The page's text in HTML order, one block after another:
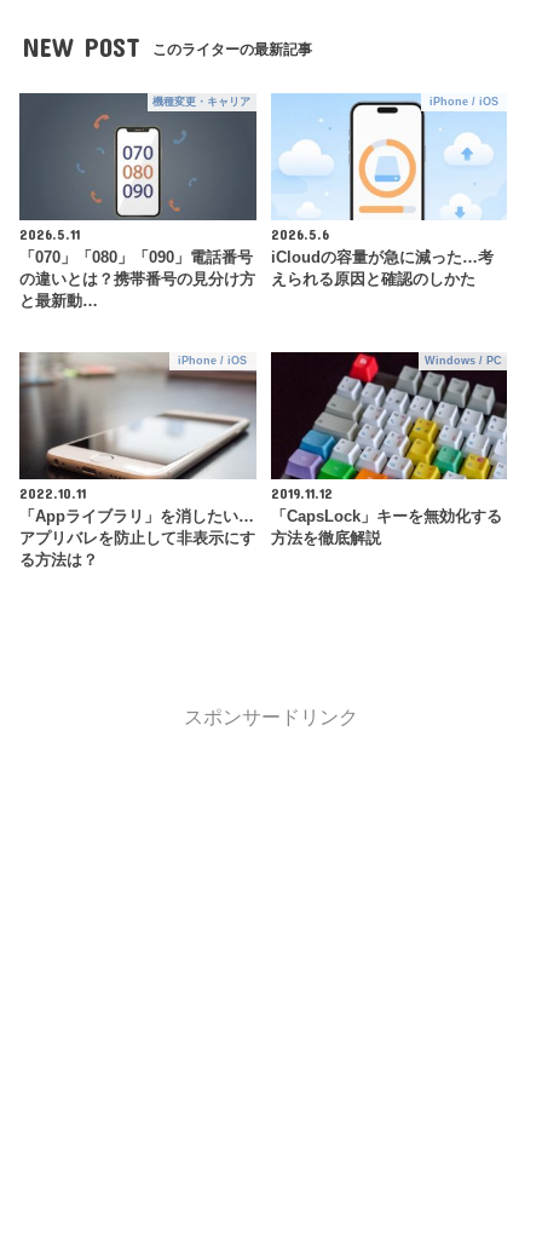
NEW POST このライターの最新記事
機種変更・キャリア
2026.5.11
「070」「080」「090」電話番号
の違いとは？携帯番号の見分け方
と最新動…
iPhone / iOS
2026.5.6
iCloudの容量が急に減った…考
えられる原因と確認のしかた
iPhone / iOS
2022.10.11
「Appライブラリ」を消したい…
アプリバレを防止して非表示にす
る方法は？
Windows / PC
2019.11.12
「CapsLock」キーを無効化する
方法を徹底解説
スポンサードリンク